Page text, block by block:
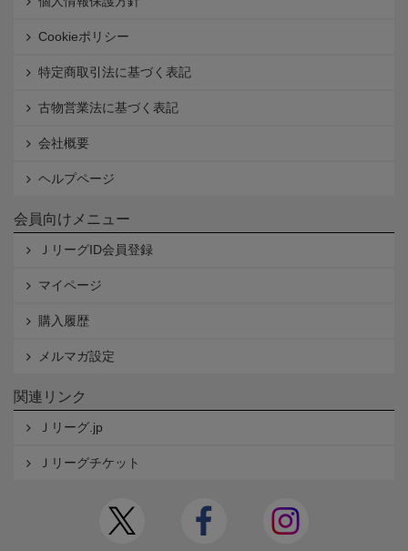
Cookieポリシー
特定商取引法に基づく表記
古物営業法に基づく表記
会社概要
ヘルプページ
会員向けメニュー
ＪリーグID会員登録
マイページ
購入履歴
メルマガ設定
関連リンク
Ｊリーグ.jp
Ｊリーグチケット